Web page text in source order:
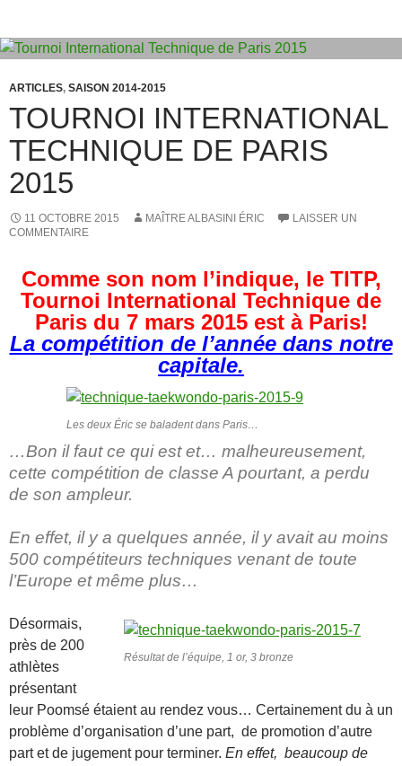
o
o
k
o
n
ARTICLES, SAISON 2014-2015
TOURNOI INTERNATIONAL
TECHNIQUE DE PARIS
2015
11 OCTOBRE 2015 MAÎTRE ALBASINI ÉRIC
LAISSER UN
COMMENTAIRE
Comme son nom l’indique, le TITP,
Tournoi International Technique de
Paris du 7 mars 2015 est à Paris!
La compétition de l’année dans notre
capitale.
Les deux Éric se baladent dans Paris…
…Bon il faut ce qui est et… malheureusement,
cette compétition de classe A pourtant, a perdu
de son ampleur.
En effet, il y a quelques année, il y avait au moins
500 compétiteurs techniques venant de toute
l’Europe et même plus…
Résultat de l’équipe, 1 or, 3 bronze
Désormais,
près de 200
athlètes
présentant
leur Poomsé étaient au rendez vous… Certainement du à un
problème d’organisation d’une part, de promotion d’autre
part et de jugement pour terminer. En effet, beaucoup de